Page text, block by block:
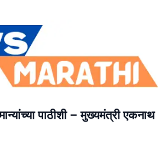
पाठीशी – मुख्यमंत्री एकनाथ